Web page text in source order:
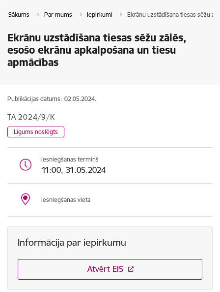
Sākums Par mums Iepirkumi Ekrānu uzstādīšana tiesas sēžu
Ekrānu uzstādīšana tiesas sēžu zālēs,
esošo ekrānu apkalpošana un tiesu
apmācības
Publikācijas datums: 02.05.2024.
TA 2024/9/K
Līgums noslēgts
Iesniegšanas termiņš
11:00, 31.05.2024
Iesniegšanas vieta
Informācija par iepirkumu
Atvērt EIS